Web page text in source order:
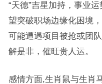
“天德”吉星加持，事业
望突破职场边缘化困境
可能遭遇项目被抢或团
解是非，催旺贵人运。
感情方面,生肖鼠与生肖